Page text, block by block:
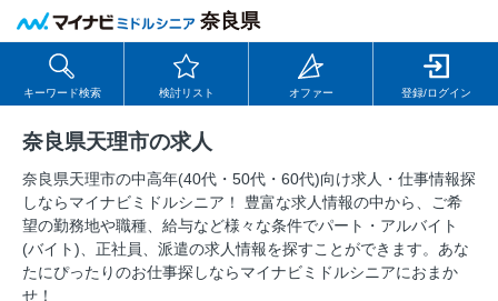
奈良県
キーワード検索 検討リスト オファー 登録/ログイン
奈良県天理市の求人
奈良県天理市の中⾼年(40代・50代・60代)向け求⼈・仕事情報探
しならマイナビミドルシニア！ 豊富な求人情報の中から、ご希
望の勤務地や職種、給与など様々な条件でパート・アルバイト
(バイト)、正社員、派遣の求人情報を探すことができます。あな
たにぴったりのお仕事探しならマイナビミドルシニアにおまか
せ！